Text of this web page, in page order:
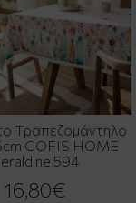
Τραπεζομάντηλο
GOFIS HOME
594
16,80€